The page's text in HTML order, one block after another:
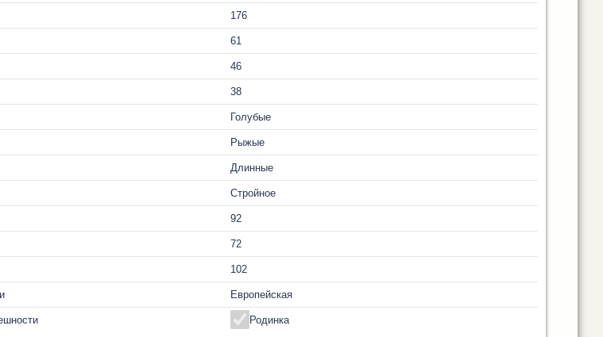
176
61
46
38
Голубые
Рыжые
Длинные
Стройное
92
72
102
Европейская
Родинка